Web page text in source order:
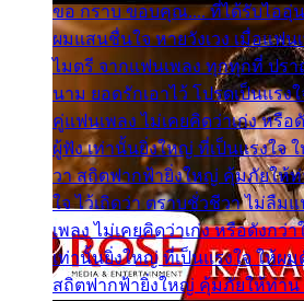
ขอ กราบ ขอบคุณ.... ที่ได้รับไออุ่
ผมแสนชื่นใจ หายวังเวง เมื่อแฟน
ไมตรี จากแฟนเพลง ทุกทุกที่ ปร
นาม ยอดรักเอาไว้ โปรดเป็นแรง
คู่แฟนเพลง ไม่เคยคิดว่าเก่ง หรื
ผู้ฟัง เท่านั้นยิ่งใหญ่ ที่เป็นแรงใจ
วา สถิตฟากฟ้ายิ่งใหญ่ คุ้มภัยให้ท่
ใจ ไว้เถิดว่า ตราบชั่วชีวา ไม่ลืม
เพลง ไม่เคยคิดว่าเก่ง หรือดังกว่
เท่านั้นยิ่งใหญ่ ที่เป็นแรงใจ ให้ผม
สถิตฟากฟ้ายิ่งใหญ่ คุ้มภัยให้ท่าน